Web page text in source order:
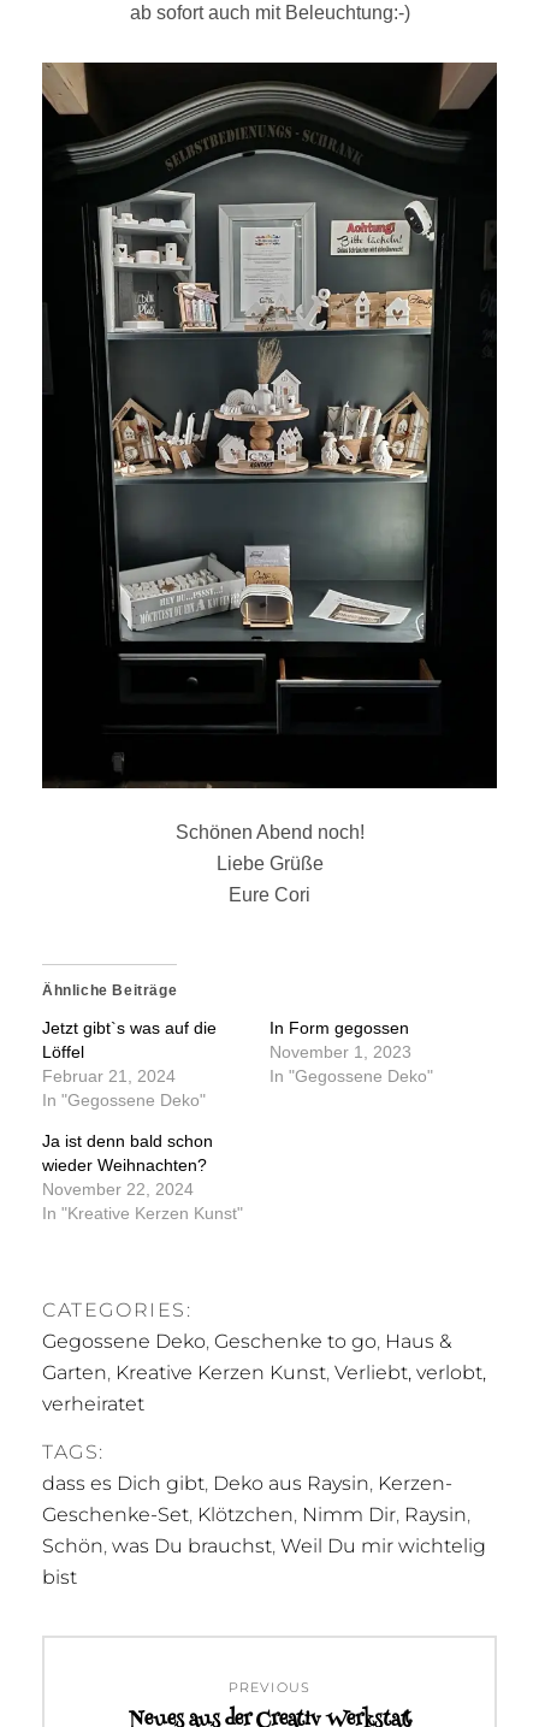
ab sofort auch mit Beleuchtung:-)
Schönen Abend noch!
Liebe Grüße
Eure Cori
Ähnliche Beiträge
Jetzt gibt`s was auf die
Löffel
Februar 21, 2024
In "Gegossene Deko"
In Form gegossen
November 1, 2023
In "Gegossene Deko"
Ja ist denn bald schon
wieder Weihnachten?
November 22, 2024
In "Kreative Kerzen Kunst"
CATEGORIES:
Gegossene Deko, Geschenke to go, Haus &
Garten, Kreative Kerzen Kunst, Verliebt, verlobt,
verheiratet
TAGS:
dass es Dich gibt, Deko aus Raysin, Kerzen-
Geschenke-Set, Klötzchen, Nimm Dir, Raysin,
Schön, was Du brauchst, Weil Du mir wichtelig
bist
PREVIOUS
Previous